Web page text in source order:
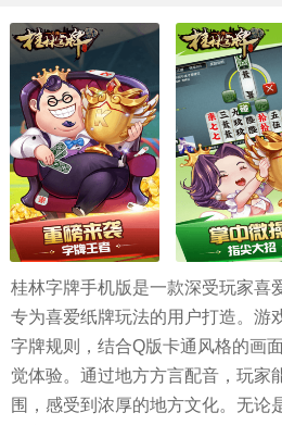
桂林字牌手机版是一款深受玩家喜
专为喜爱纸牌玩法的用户打造。游
字牌规则，结合Q版卡通风格的画
觉体验。通过地方方言配音，玩家
围，感受到浓厚的地方文化。无论